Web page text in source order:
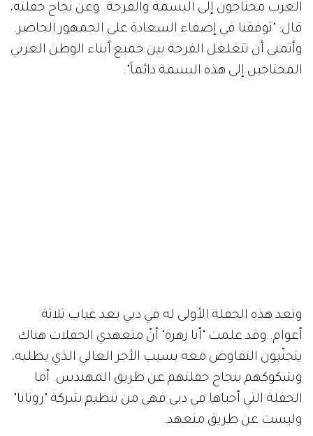
العرب محتاجون إلى البسمة والفرحة. وعن نجاح حفلته،
قال: "توفقنا في إضفاء السعادة على الجمهور الحاضر.
وأتمنى أن تتغلغل الفرحة بين جميع أبناء الوطن العربي
المحتاجين إلى هذه البسمة دائماً".
وتعد هذه الحفلة الأولى له في دبي بعد غياب ثلاثة
أعوام. وقد علمت "أنا زهرة" أنّ متعهدي الحفلات هناك
يتجنّبون التفاوض معه بسبب الأجر العالي الذي يطلبه،
وشكوكهم بنجاح حفلتهم عن طريق المهندس. أما
الحفلة التي أحياها في دبي فهي من تنظيم شركة "روتانا"
وليست عن طريق متعهد.